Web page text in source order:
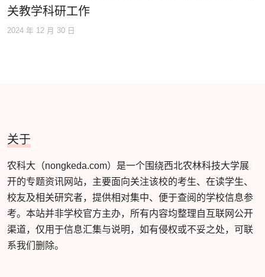
关教学科研工作
2024 年 12 月 30 日
关于
农科大（nongkeda.com）是一个围绕西北农林科技大学展
开的专题资讯网站，主要面向关注该校的考生、在读学生、
校友及相关研究者，提供相对集中、便于查阅的学校信息参
考。本站并非学校官方主办，所有内容均整理自互联网公开
渠道，仅用于信息汇集与说明，如有侵权或不妥之处，可联
系我们删除。